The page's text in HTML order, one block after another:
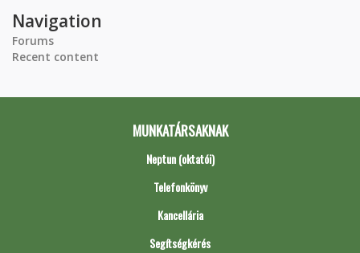
Navigation
Forums
Recent content
MUNKATÁRSAKNAK
Neptun (oktatói)
Telefonkönyv
Kancellária
Segítségkérés